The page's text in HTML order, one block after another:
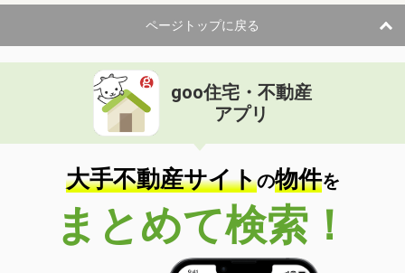
ページトップに戻る
goo住宅・不動産
アプリ
大手不動産サイトの物件を
まとめて検索！